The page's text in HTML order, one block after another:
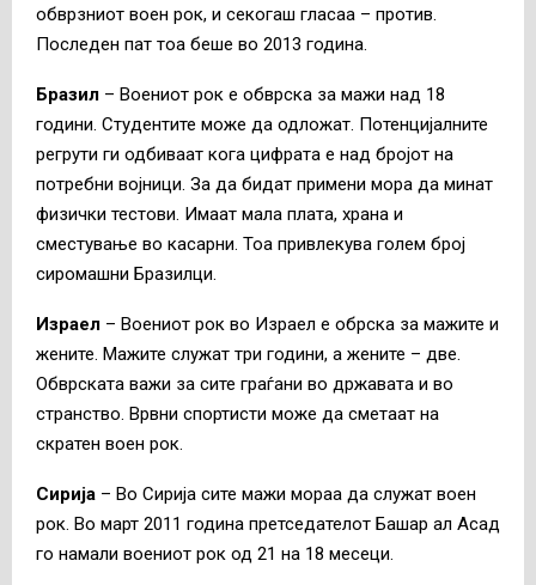
обврзниот воен рок, и секогаш гласаа – против.
Последен пат тоа беше во 2013 година.
Бразил – Воениот рок е обврска за мажи над 18
години. Студентите може да одложат. Потенцијалните
регрути ги одбиваат кога цифрата е над бројот на
потребни војници. За да бидат примени мора да минат
физички тестови. Имаат мала плата, храна и
сместување во касарни. Тоа привлекува голем број
сиромашни Бразилци.
Израел – Воениот рок во Израел е обрска за мажите и
жените. Мажите служат три години, а жените – две.
Обврската важи за сите граѓани во државата и во
странство. Врвни спортисти може да сметаат на
скратен воен рок.
Сирија – Во Сирија сите мажи мораа да служат воен
рок. Во март 2011 година претседателот Башар ал Асад
го намали воениот рок од 21 на 18 месеци.